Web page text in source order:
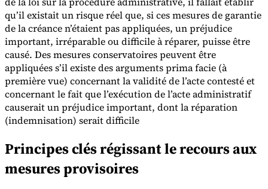
qu’il existait un risque réel que, si ces mesures de garantie
de la créance n’étaient pas appliquées, un préjudice
important, irréparable ou difficile à réparer, puisse être
causé. Des mesures conservatoires peuvent être
appliquées s’il existe des arguments prima facie (à
première vue) concernant la validité de l’acte contesté et
concernant le fait que l’exécution de l’acte administratif
causerait un préjudice important, dont la réparation
(indemnisation) serait difficile
Principes clés régissant le recours aux
mesures provisoires